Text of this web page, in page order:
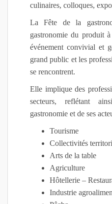
culinaires, colloques,
La Fête de la
gastronomie du produit
événement convivial et
grand public et les
se rencontrent.
Elle implique des
secteurs, reflétant
gastronomie et de ses
Tourisme
Collectivités
Arts de la table
Agriculture
Hôtellerie –
Industrie